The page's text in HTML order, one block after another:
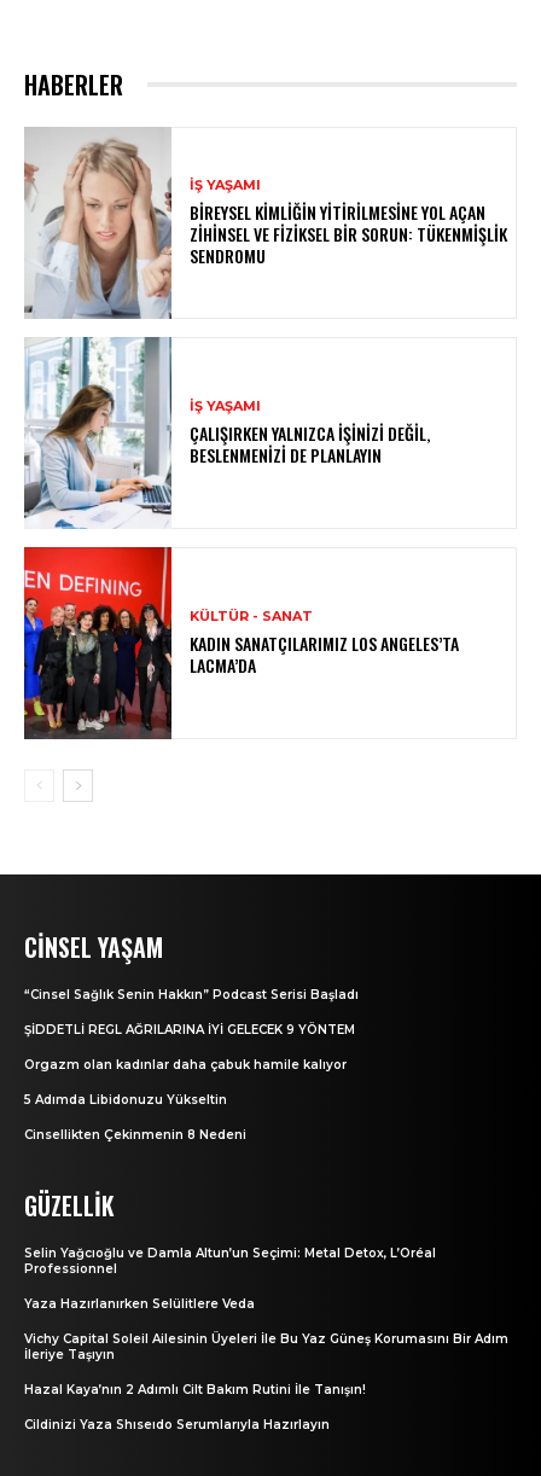
HABERLER
İŞ YAŞAMI
BIREYSEL KIMLIĞIN YITIRILMESINE YOL AÇAN
ZIHINSEL VE FIZIKSEL BIR SORUN: TÜKENMIŞLIK
SENDROMU
İŞ YAŞAMI
ÇALIŞIRKEN YALNIZCA İŞINIZI DEĞIL,
BESLENMENIZI DE PLANLAYIN
KÜLTÜR - SANAT
KADIN SANATÇILARIMIZ LOS ANGELES’TA
LACMA’DA
CINSEL YAŞAM
“Cinsel Sağlık Senin Hakkın” Podcast Serisi Başladı
ŞİDDETLİ REGL AĞRILARINA İYİ GELECEK 9 YÖNTEM
Orgazm olan kadınlar daha çabuk hamile kalıyor
5 Adımda Libidonuzu Yükseltin
Cinsellikten Çekinmenin 8 Nedeni
GÜZELLIK
Selin Yağcıoğlu ve Damla Altun’un Seçimi: Metal Detox, L’Oréal
Professionnel
Yaza Hazırlanırken Selülitlere Veda
Vichy Capital Soleil Ailesinin Üyeleri İle Bu Yaz Güneş Korumasını Bir Adım
İleriye Taşıyın
Hazal Kaya’nın 2 Adımlı Cilt Bakım Rutini İle Tanışın!
Cildinizi Yaza Shıseıdo Serumlarıyla Hazırlayın